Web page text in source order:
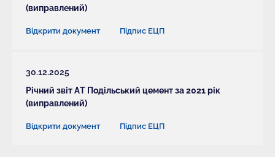
(виправлений)
Відкрити документ Підпис ЕЦП
Річний звіт АТ Подільський цемент за 2021 рік
(виправлений)
30.12.2025
Відкрити документ Підпис ЕЦП